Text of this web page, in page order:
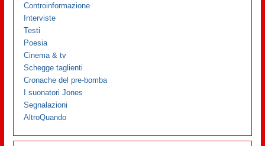
Controinformazione
Interviste
Testi
Poesia
Cinema & tv
Schegge taglienti
Cronache del pre-bomba
I suonatori Jones
Segnalazioni
AltroQuando